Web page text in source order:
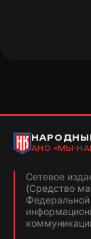
АНО «МЫ-
Сетевое
(Средство
Федеральной